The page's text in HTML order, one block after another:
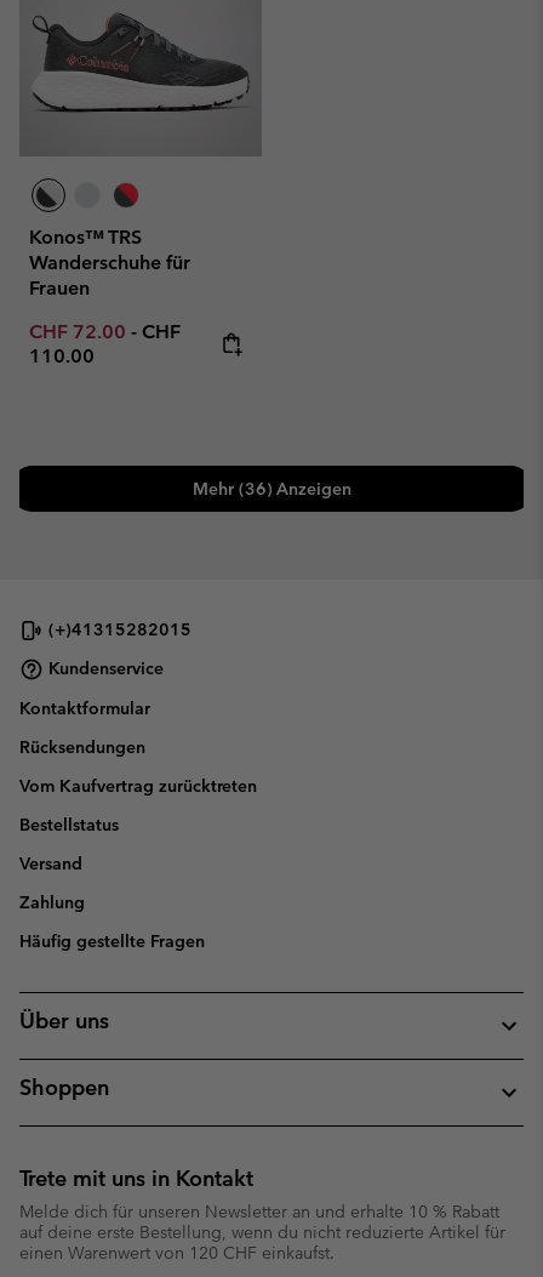
Konos™ TRS
Wanderschuhe für
Frauen
Minimum sale price:
CHF 72.00 - Maximum price:
CHF
110.00
Mehr (36) Anzeigen
(+)41315282015
Kundenservice
Kontaktformular
Rücksendungen
Vom Kaufvertrag zurücktreten
Bestellstatus
Versand
Zahlung
Häufig gestellte Fragen
Über uns
Shoppen
Trete mit uns in Kontakt
Melde dich für unseren Newsletter an und erhalte 10 % Rabatt
auf deine erste Bestellung, wenn du nicht reduzierte Artikel für
einen Warenwert von 120 CHF einkaufst.